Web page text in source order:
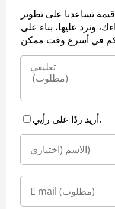
تساعدنا على تطوير
ونرد عليها، بناء على
أريد ردًا على رأيي.